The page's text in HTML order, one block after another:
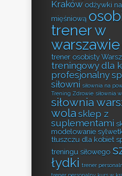
Kraków odżywki
mięśniową
trener w
warszawie
trener osobisty
treningowy dla
profesjonalny
siłowni siłownia na
Trening Zdrowie siłownia
siłownia
wola sklep z
suplementami
modelowanie
tłuszczu dla kobiet
treningu siłowego
łydki trener